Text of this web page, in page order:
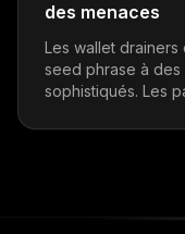
des menaces
Les wallet
seed phrase à
sophistiqués. Les
7702) et comment